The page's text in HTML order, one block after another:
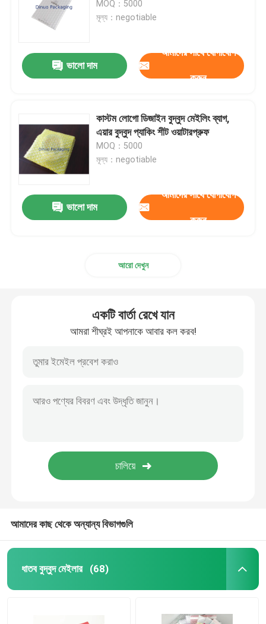
টিস্যু পেপার মোড়ানো
স্ট্রেচ এন্ড ক্রাঙ্ক ফিল্ম
ESD ঢালাই ব্যাগ
সিপিই প্লাস্টিকের ব্যাগ
মুদ্রিত কাগজের বাক্স
এয়ার কলাম ব্যাগ
MOQ：5000
মূল্য：negotiable
ভালো দাম
আমাদের সাথে যোগাযোগ
করুন
কাস্টম লোগো ডিজাইন বুদ্বুদ মেইলিং ব্যাগ,
এয়ার বুদ্বুদ প্যাকিং শীট ওয়াটারপ্রুফ
MOQ：5000
মূল্য：negotiable
ভালো দাম
আমাদের সাথে যোগাযোগ
করুন
আরো দেখুন
একটি বার্তা রেখে যান
আমরা শীঘ্রই আপনাকে আবার কল করব!
আমাদের কাছ থেকে অন্যান্য বিভাগগুলি
ধাতব বুদ্বুদ মেইলার (68)